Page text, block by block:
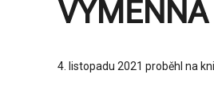
VÝMĚNNÁ
4. listopadu 2021 proběhl na